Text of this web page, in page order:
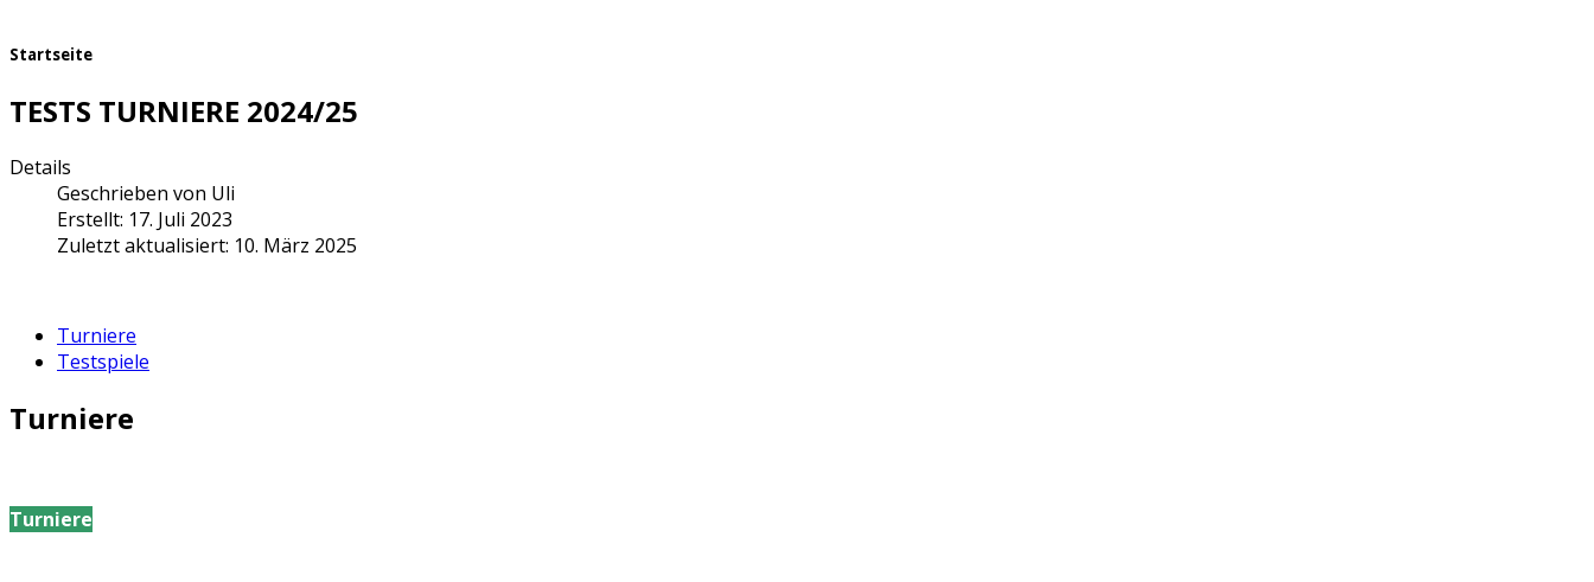
Startseite
TESTS TURNIERE 2024/25
Details
Geschrieben von Uli
Erstellt: 17. Juli 2023
Zuletzt aktualisiert: 10. März 2025
Turniere
Testspiele
Turniere
Turniere